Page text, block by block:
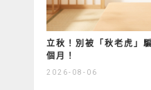
立秋！別被「秋老虎」
個月！
2026-08-06